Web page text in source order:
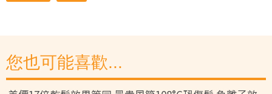
您也可能喜歡...